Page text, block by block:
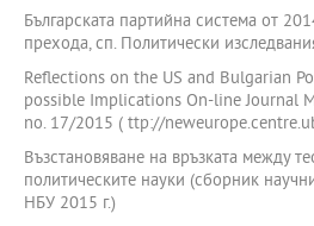
Българската партийна система от
прехода, сп. Политически
Reflections on the US and Bulgarian
possible Implications On-line Journal
no. 17/2015 ( ttp://
Възстановяване на връзката между
политическите науки (сборник
НБУ 2015 г.)